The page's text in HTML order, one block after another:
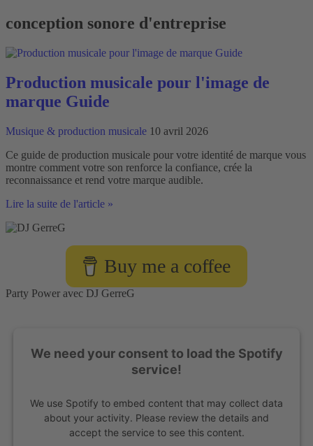
conception sonore d'entreprise
Production musicale pour l'image de
marque Guide
Musique & production musicale 10 avril 2026
Ce guide de production musicale pour votre identité de marque vous
montre comment votre son renforce la confiance, crée la
reconnaissance et rend votre marque audible.
Production
pour
Lire la suite de l'article »
Buy me a coffee
Party Power avec DJ GerreG
We need your consent to load the Spotify
service!
We use Spotify to embed content that may collect data
about your activity. Please review the details and
accept the service to see this content.